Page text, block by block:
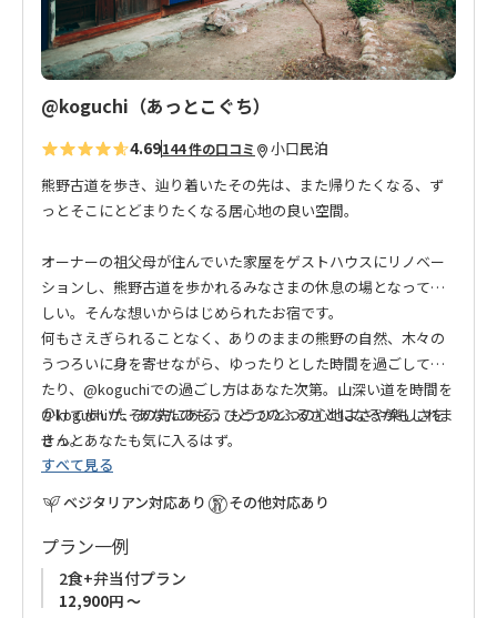
@koguchi（あっとこぐち）
4.69144 件の口コミ 小口民泊
熊野古道を歩き、辿り着いたその先は、また帰りたくなる、ず
っとそこにとどまりたくなる居心地の良い空間。
オーナーの祖父母が住んでいた家屋をゲストハウスにリノベー
ションし、熊野古道を歩かれるみなさまの休息の場となってほ
しい。そんな想いからはじめられたお宿です。
何もさえぎられることなく、ありのままの熊野の自然、木々の
うつろいに身を寄せながら、ゆったりとした時間を過ごしてみ
たり、@koguchiでの過ごし方はあなた次第。山深い道を時間を
かけて歩いたその先にある、もうひとつの心地よさや楽しさを
きっとあなたも気に入るはず。
＠koguchiが、あなたのもうひとつのふるさとになるかもしれま
せん。
■ご予約受付について
お申込みの受付はご利用希望日の10ケ月前からです。
すべて見る
ベジタリアン対応あり
その他対応あり
プラン一例
2食+弁当付プラン
12,900円 ～